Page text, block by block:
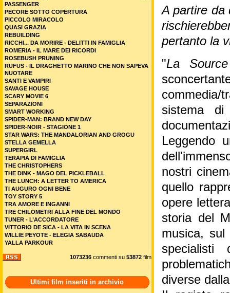
A partire da
pertanto la
"La
sistema
Leggendo
nostri
quello
opere
storia del
musica,
diverse
PASSENGER
PECORE SOTTO COPERTURA
PICCOLO MIRACOLO
QUASI GRAZIA
REBUILDING
RICCHI... DA MORIRE - DELITTI IN FAMIGLIA
ROMERIA - IL MARE DEI RICORDI
ROSEBUSH PRUNING
RUFUS - IL DRAGHETTO MARINO CHE NON SAPEVA
NUOTARE
SANTI E VAMPIRI
SAVAGE HOUSE
SCARY MOVIE 6
SEPARAZIONI
SMART WORKING
SPIDER-MAN: BRAND NEW DAY
SPIDER-NOIR - STAGIONE 1
STAR WARS: THE MANDALORIAN AND GROGU
STELLA GEMELLA
SUPERGIRL
TERAPIA DI FAMIGLIA
THE CHRISTOPHERS
THE DINK - MAGO DEL PICKLEBALL
THE LUNCH: A LETTER TO AMERICA
TI AUGURO OGNI BENE
TOY STORY 5
TRA AMORE E INGANNI
TRE CHILOMETRI ALLA FINE DEL MONDO
TUNER - L’ACCORDATORE
VITTORIO DE SICA - LA VITA IN SCENA
WILLIE PEYOTE - ELEGIA SABAUDA
YALLA PARKOUR
1073236 commenti su 53872 film
Ultimi film inseriti in archivio